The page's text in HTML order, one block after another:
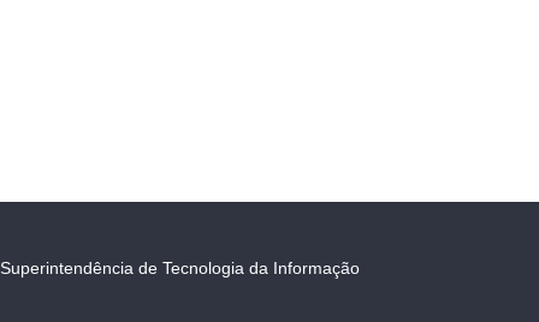
Superintendência de Tecnologia da Informação